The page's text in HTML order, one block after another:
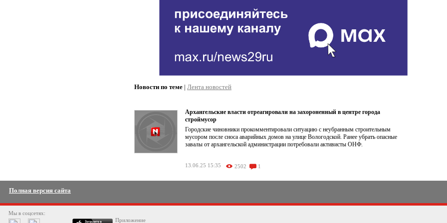
Новости по теме | Лента новостей
Архангельские власти отреагировали на захороненный в центре города
строймусор
Городские чиновники прокомментировали ситуацию с неубранным строительным
мусором после сноса аварийных домов на улице Вологодской. Ранее убрать опасные
завалы от архангельской администрации потребовали активисты ОНФ.
13.06.25 15:35 2502 1
Полная версия сайта
Мы в соцсетях:
Приложение